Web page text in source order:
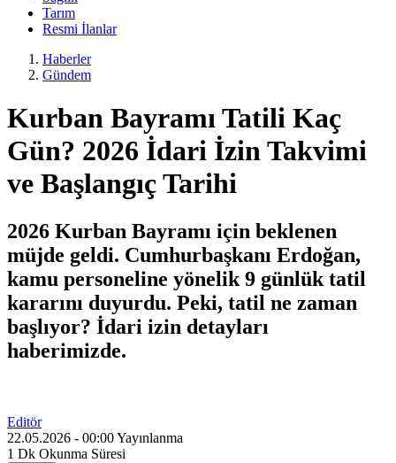
Tarım
Resmi İlanlar
Haberler
Gündem
Kurban Bayramı Tatili Kaç
Gün? 2026 İdari İzin Takvimi
ve Başlangıç Tarihi
2026 Kurban Bayramı için beklenen
müjde geldi. Cumhurbaşkanı Erdoğan,
kamu personeline yönelik 9 günlük tatil
kararını duyurdu. Peki, tatil ne zaman
başlıyor? İdari izin detayları
haberimizde.
Editör
22.05.2026 - 00:00Yayınlanma
1 Dk Okunma Süresi